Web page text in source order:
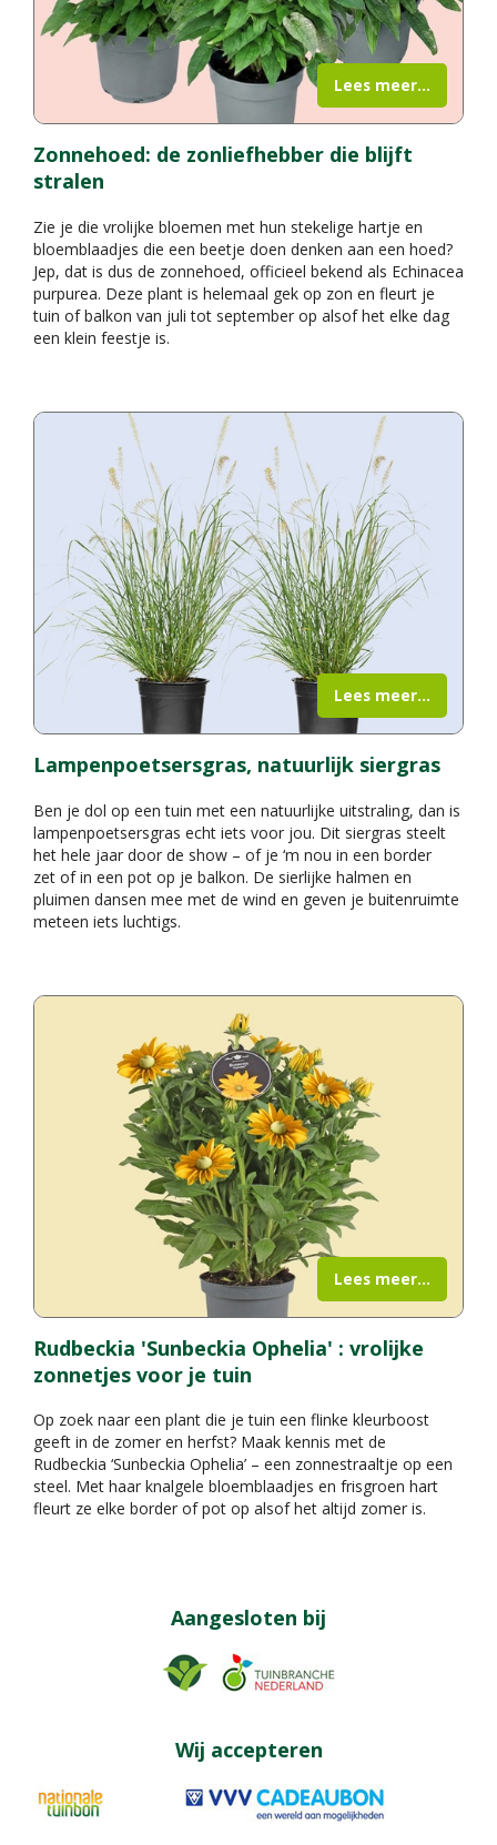
Zonnehoed: de zonliefhebber die blijft
stralen
Zie je die vrolijke bloemen met hun stekelige hartje en
bloemblaadjes die een beetje doen denken aan een hoed?
Jep, dat is dus de zonnehoed, officieel bekend als Echinacea
purpurea. Deze plant is helemaal gek op zon en fleurt je
tuin of balkon van juli tot september op alsof het elke dag
een klein feestje is.
Lees meer...
Lampenpoetsersgras, natuurlijk siergras
Ben je dol op een tuin met een natuurlijke uitstraling, dan is
lampenpoetsersgras echt iets voor jou. Dit siergras steelt
het hele jaar door de show – of je ‘m nou in een border
zet of in een pot op je balkon. De sierlijke halmen en
pluimen dansen mee met de wind en geven je buitenruimte
meteen iets luchtigs.
Lees meer...
Rudbeckia 'Sunbeckia Ophelia' : vrolijke
zonnetjes voor je tuin
Op zoek naar een plant die je tuin een flinke kleurboost
geeft in de zomer en herfst? Maak kennis met de
Rudbeckia ‘Sunbeckia Ophelia’ – een zonnestraaltje op een
steel. Met haar knalgele bloemblaadjes en frisgroen hart
fleurt ze elke border of pot op alsof het altijd zomer is.
Lees meer...
Aangesloten bij
Wij accepteren